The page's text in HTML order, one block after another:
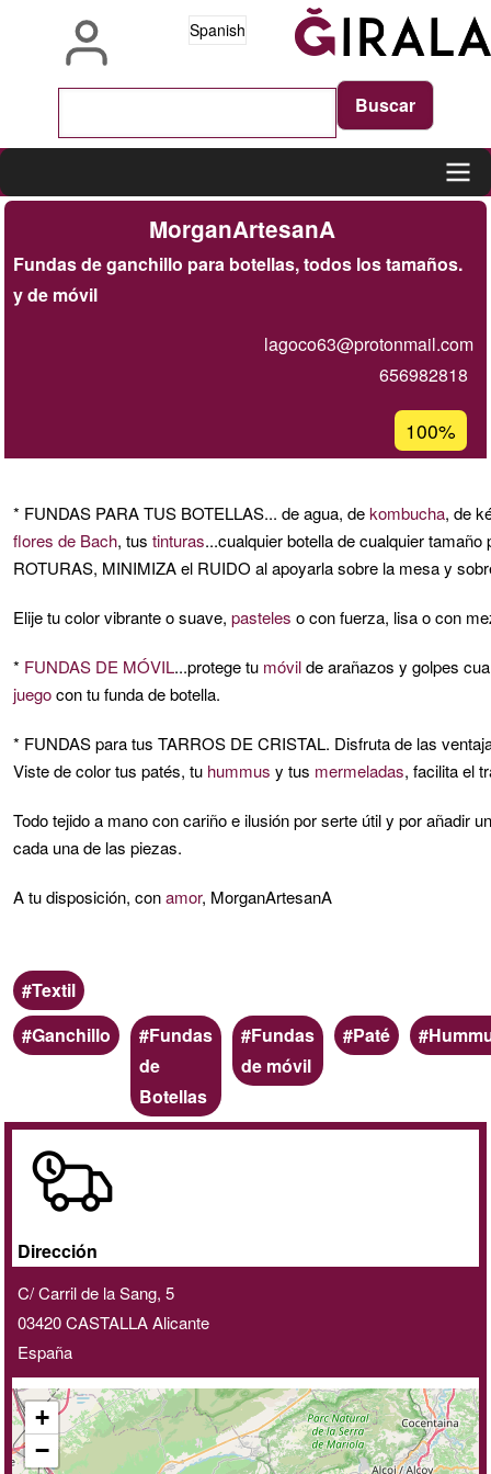
Spanish
navigation
MorganArtesanA
Fundas de ganchillo para botellas, todos los tamaños.
y de móvil
lagoco63@protonmail.com
656982818
Porcentaje
de
de
G1
100%
* FUNDAS PARA TUS BOTELLAS... de agua, dekombucha, de
flores de Bach, tus tinturas...cualquier botella de cualquier
ROTURAS, MINIMIZA el RUIDO al apoyarla sobre la mesa y
Elije tu color vibrante o suave, pasteles o con fuerza, lisa o con
* FUNDAS DE MÓVIL...protege tu móvilde arañazos y golpes
juegocon tu funda de botella.
* FUNDAS para tus TARROS DE CRISTAL. Disfruta de las
Viste de color tus patés, tu hummus y tus mermeladas, facilita el
Todo tejido a mano con cariño e ilusión por serte útil y por añadir
cada una de las piezas.
A tu disposición, conamor, MorganArtesanA
Ámbito
Textil
Palabras
clave
Ganchillo
Fundas
de
Botellas
Fundas
de móvil
Paté
domicilio
online
Dirección
C/ Carril de la Sang, 5
03420CASTALLAAlicante
España
+
−